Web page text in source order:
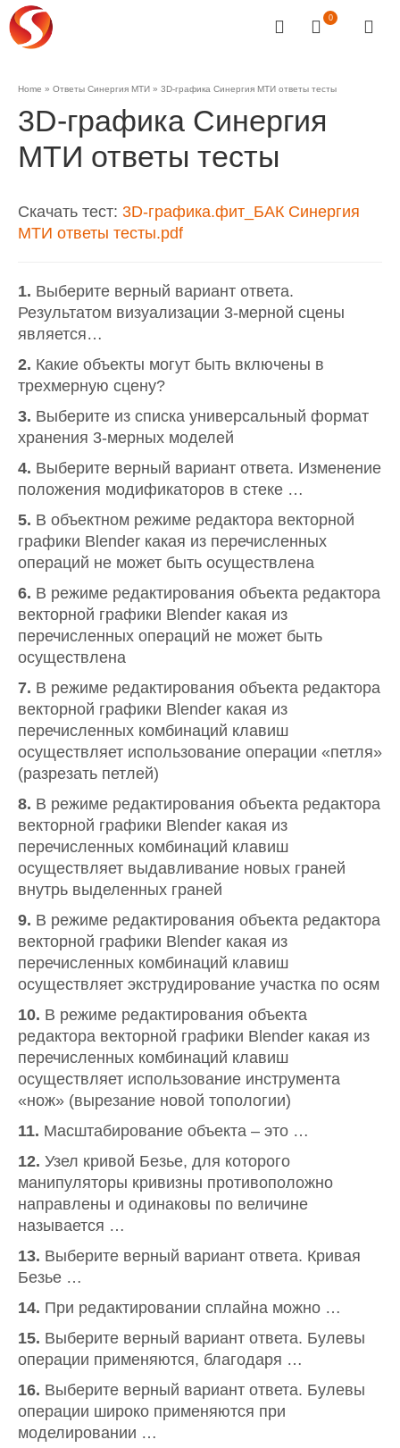
0
Home » Ответы Синергия МТИ » 3D-графика Синергия МТИ ответы тесты
3D-графика Синергия
МТИ ответы тесты
Скачать тест: 3D-графика.фит_БАК Синергия
МТИ ответы тесты.pdf
1. Выберите верный вариант ответа.
Результатом визуализации 3-мерной сцены
является…
2. Какие объекты могут быть включены в
трехмерную сцену?
3. Выберите из списка универсальный формат
хранения 3-мерных моделей
4. Выберите верный вариант ответа. Изменение
положения модификаторов в стеке …
5. В объектном режиме редактора векторной
графики Blender какая из перечисленных
операций не может быть осуществлена
6. В режиме редактирования объекта редактора
векторной графики Blender какая из
перечисленных операций не может быть
осуществлена
7. В режиме редактирования объекта редактора
векторной графики Blender какая из
перечисленных комбинаций клавиш
осуществляет использование операции «петля»
(разрезать петлей)
8. В режиме редактирования объекта редактора
векторной графики Blender какая из
перечисленных комбинаций клавиш
осуществляет выдавливание новых граней
внутрь выделенных граней
9. В режиме редактирования объекта редактора
векторной графики Blender какая из
перечисленных комбинаций клавиш
осуществляет экструдирование участка по осям
10. В режиме редактирования объекта
редактора векторной графики Blender какая из
перечисленных комбинаций клавиш
осуществляет использование инструмента
«нож» (вырезание новой топологии)
11. Масштабирование объекта – это …
12. Узел кривой Безье, для которого
манипуляторы кривизны противоположно
направлены и одинаковы по величине
называется …
13. Выберите верный вариант ответа. Кривая
Безье …
14. При редактировании сплайна можно …
15. Выберите верный вариант ответа. Булевы
операции применяются, благодаря …
16. Выберите верный вариант ответа. Булевы
операции широко применяются при
моделировании …